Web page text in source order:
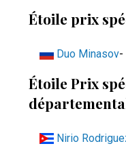
Étoile prix
Duo Minasov-
Étoile Prix
Nirio